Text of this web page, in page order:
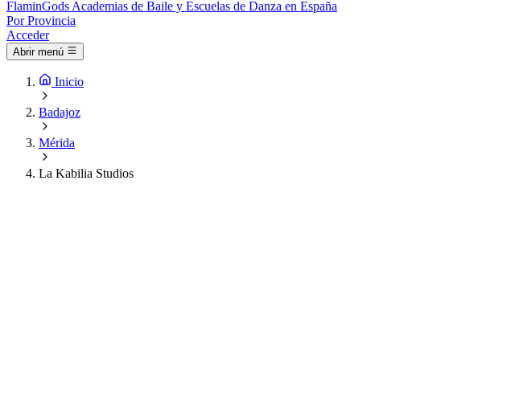
FlaminGods Academias de Baile y Escuelas de Danza en España
Por Provincia
Acceder
Abrir menú
Inicio
Badajoz
Mérida
La Kabilia Studios